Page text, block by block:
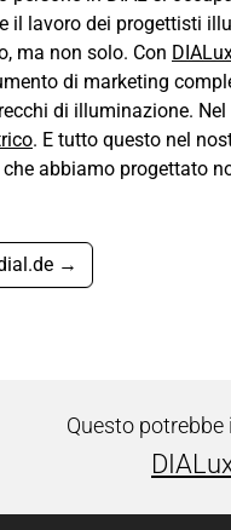
il lavoro dei progettisti
ma non solo. Con
di marketing
di illuminazione.
. E tutto questo nel
che abbiamo progettato
→
Questo